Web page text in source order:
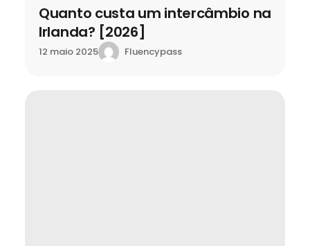
Quanto custa um intercâmbio na
Irlanda? [2026]
12 maio 2025 Fluencypass